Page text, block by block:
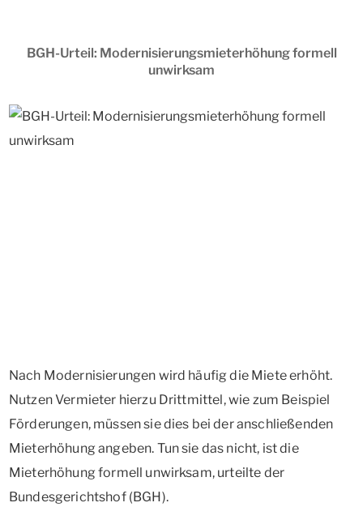
BGH-Urteil: Modernisierungsmieterhöhung formell
unwirksam
Nach Modernisierungen wird häufig die Miete erhöht.
Nutzen Vermieter hierzu Drittmittel, wie zum Beispiel
Förderungen, müssen sie dies bei der anschließenden
Mieterhöhung angeben. Tun sie das nicht, ist die
Mieterhöhung formell unwirksam, urteilte der
Bundesgerichtshof (BGH).